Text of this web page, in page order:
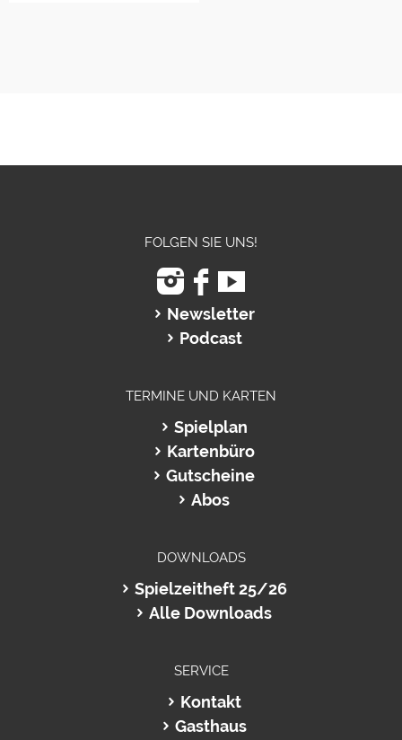
FOLGEN SIE UNS!
Newsletter
Podcast
TERMINE UND KARTEN
Spielplan
Kartenbüro
Gutscheine
Abos
DOWNLOADS
Spielzeitheft 25/26
Alle Downloads
SERVICE
Kontakt
Gasthaus